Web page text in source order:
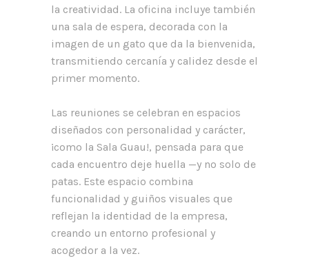
la creatividad. La oficina incluye también
una sala de espera, decorada con la
imagen de un gato que da la bienvenida,
transmitiendo cercanía y calidez desde el
primer momento.
Las reuniones se celebran en espacios
diseñados con personalidad y carácter,
¡como la Sala Guau!, pensada para que
cada encuentro deje huella —y no solo de
patas. Este espacio combina
funcionalidad y guiños visuales que
reflejan la identidad de la empresa,
creando un entorno profesional y
acogedor a la vez.